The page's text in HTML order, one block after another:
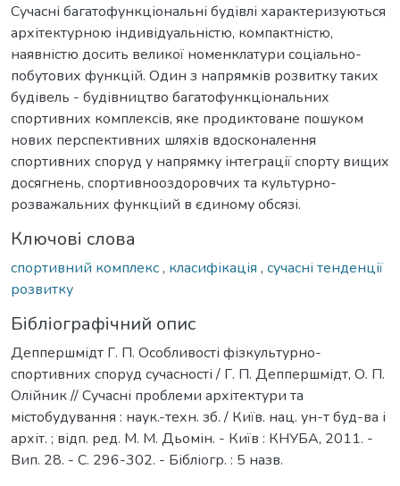
Сучасні багатофункціональні будівлі характеризуються
архітектурною індивідуальністю, компактністю,
наявністю досить великої номенклатури соціально-
побутових функцій. Один з напрямків розвитку таких
будівель - будівництво багатофункціональних
спортивних комплексів, яке продиктоване пошуком
нових перспективних шляхів вдосконалення
спортивних споруд у напрямку інтеграції спорту вищих
досягнень, спортивнооздоровчих та культурно-
розважальних функціий в єдиному обсязі.
Ключові слова
спортивний комплекс, класифікація , сучасні тенденції
розвитку
Бібліографічний опис
Деппершмідт Г. П. Особливості фізкультурно-
спортивних споруд сучасності / Г. П. Деппершмідт, О. П.
Олійник // Сучасні проблеми архітектури та
містобудування : наук.-техн. зб. / Київ. нац. ун-т буд-ва і
архіт. ; відп. ред. М. М. Дьомін. - Київ : КНУБА, 2011. -
Вип. 28. - С. 296-302. - Бібліогр. : 5 назв.